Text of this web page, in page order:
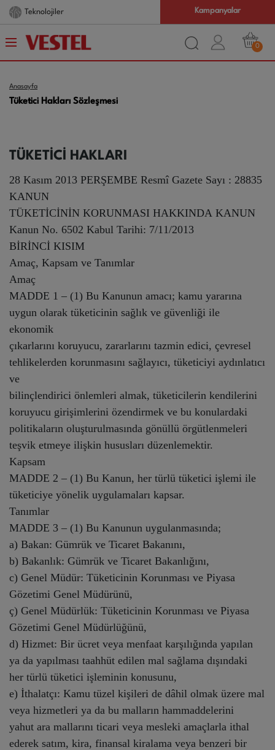
Com.tr Farkı Kampanyalar
0
Anasayfa
Tüketici Hakları Sözleşmesi
TÜKETİCİ HAKLARI
28 Kasım 2013 PERŞEMBE Resmî Gazete Sayı : 28835
KANUN
TÜKETİCİNİN KORUNMASI HAKKINDA KANUN
Kanun No. 6502 Kabul Tarihi: 7/11/2013
BİRİNCİ KISIM
Amaç, Kapsam ve Tanımlar
Amaç
MADDE 1 – (1) Bu Kanunun amacı; kamu yararına
uygun olarak tüketicinin sağlık ve güvenliği ile
ekonomik
çıkarlarını koruyucu, zararlarını tazmin edici, çevresel
tehlikelerden korunmasını sağlayıcı, tüketiciyi aydınlatıcı
ve
bilinçlendirici önlemleri almak, tüketicilerin kendilerini
koruyucu girişimlerini özendirmek ve bu konulardaki
politikaların oluşturulmasında gönüllü örgütlenmeleri
teşvik etmeye ilişkin hususları düzenlemektir.
Kapsam
MADDE 2 – (1) Bu Kanun, her türlü tüketici işlemi ile
tüketiciye yönelik uygulamaları kapsar.
Tanımlar
MADDE 3 – (1) Bu Kanunun uygulanmasında;
a) Bakan: Gümrük ve Ticaret Bakanını,
b) Bakanlık: Gümrük ve Ticaret Bakanlığını,
c) Genel Müdür: Tüketicinin Korunması ve Piyasa
Gözetimi Genel Müdürünü,
ç) Genel Müdürlük: Tüketicinin Korunması ve Piyasa
Gözetimi Genel Müdürlüğünü,
d) Hizmet: Bir ücret veya menfaat karşılığında yapılan
ya da yapılması taahhüt edilen mal sağlama dışındaki
her türlü tüketici işleminin konusunu,
e) İthalatçı: Kamu tüzel kişileri de dâhil olmak üzere mal
veya hizmetleri ya da bu malların hammaddelerini
yahut ara mallarını ticari veya mesleki amaçlarla ithal
ederek satım, kira, finansal kiralama veya benzeri bir